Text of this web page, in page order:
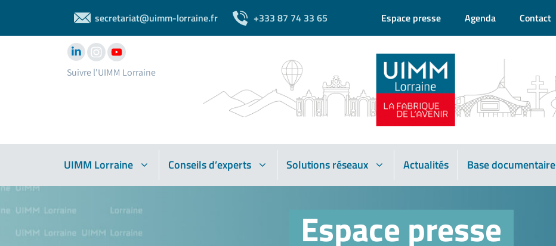
secretariat@uimm-lorraine.fr +333 87 74 33 65 Espace presse Agenda Contact
Suivre l'UIMM Lorraine
UIMM Lorraine Conseils d’experts Solutions réseaux Actualités Base documentaire
Espace presse